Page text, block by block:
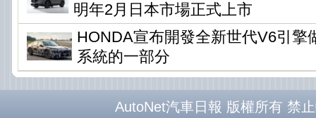
明年2月日本市場正式上市
HONDA宣布開發全新世代V6引擎
系統的一部分
AutoNet汽車日報 版權所有 禁